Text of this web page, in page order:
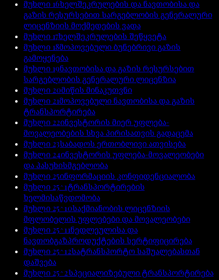
მუხლი 16ხელშეკრულების და ნავთობისა და
გაზის რესურსებით სარგებლობის გენერალური
ლიცენზიის მოქმედების ვადა
მუხლი 17ხელშეკრულების შეწყვეტა
მუხლი 18მოპოვებული ბუნებრივი გაზის
გამოყენება
მუხლი 19ნავთობისა და გაზის რესურსებით
სარგებლობის გენერალური ლიცენზია
მუხლი 20მიწის მინაკუთვნი
მუხლი 21მოპოვებული ნავთობისა და გაზის
ტრანსპორტირება
მუხლი 22ინვესტორის მიერ უფლება-
მოვალეობების სხვა პირისათვის გადაცემა
მუხლი 23საბადოს ერთობლივი ათვისება
მუხლი 24ინვესტორის უფლება-მოვალეობები
და პასუხისმგებლობა
მუხლი 25ინფორმაციის კონფიდენციალობა
მუხლი 25^1ტრანსპორტირების
ხელმისაწვდომობა
მუხლი 25^10საქმიანობის ლიცენზიის
მფლობელის უფლებები და მოვალეობები
მუხლი 25^11ნედლეულისა და
ნავთობგაზპროდუქტების სერტიფიცირება
მუხლი 25^12სატრანსპორტო საშუალებასთან
დაშვება
მუხლი 25^2სპეციალიზებული ტრანსპორტირება